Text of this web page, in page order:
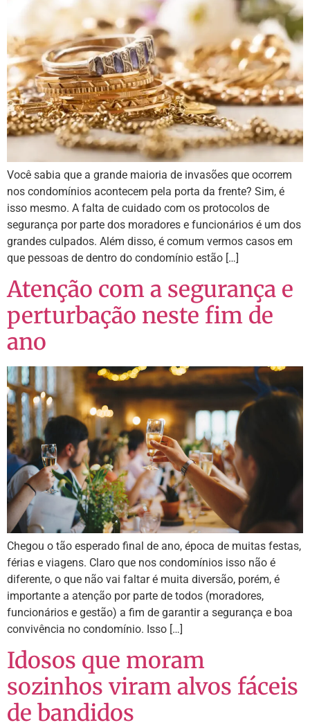
Você sabia que a grande maioria de invasões que ocorrem
nos condomínios acontecem pela porta da frente? Sim, é
isso mesmo. A falta de cuidado com os protocolos de
segurança por parte dos moradores e funcionários é um dos
grandes culpados. Além disso, é comum vermos casos em
que pessoas de dentro do condomínio estão […]
Atenção com a segurança e
perturbação neste fim de
ano
Chegou o tão esperado final de ano, época de muitas festas,
férias e viagens. Claro que nos condomínios isso não é
diferente, o que não vai faltar é muita diversão, porém, é
importante a atenção por parte de todos (moradores,
funcionários e gestão) a fim de garantir a segurança e boa
convivência no condomínio. Isso […]
Idosos que moram
sozinhos viram alvos fáceis
de bandidos